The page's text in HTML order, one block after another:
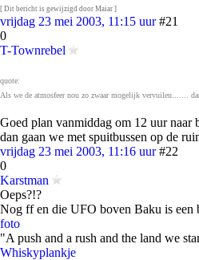
[ Dit bericht is gewijzigd door Maiar ]
vrijdag 23 mei 2003, 11:15 uur #21
0
T-Townrebel
quote:
Als we de atmosfeer nou zo zwaar mogelijk vervuilen.......
Goed plan vanmiddag om 12 uur naar
dan gaan we met spuitbussen op de
vrijdag 23 mei 2003, 11:16 uur #22
0
Karstman
Oeps?!?
Nog ff en die UFO boven Baku is een
foto
"A push and a rush and the land we
Whiskyplankje